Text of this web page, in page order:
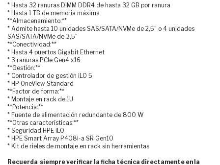
* Hasta 32 ranuras DIMM DDR4 de hasta 32 GB por ranura
* Hasta 1 TB de memoria máxima
**Almacenamiento:**
* Admite hasta 10 unidades SAS/SATA/NVMe de 2,5" o 4 unidades
SAS/SATA/NVMe de 3,5"
**Conectividad:**
* Hasta 4 puertos Gigabit Ethernet
* 3 ranuras PCIe Gen4 x16
**Gestión:**
* Controlador de gestión iLO 5
* HP OneView Standard
**Factor de forma:**
* Montaje en rack de 1U
**Potencia:**
* Fuente de alimentación redundante de 800 W
**Otras características:**
* Seguridad HPE iLO
* HPE Smart Array P408i-a SR Gen10
* Kit de rieles de montaje en rack sin herramientas
Recuerda siempre verificar la ficha técnica directamente en la